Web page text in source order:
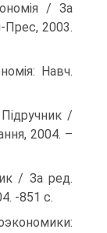
/ За
Прес, 2003.
Навч.
/
2004. –
/ За ред.
-851 с.